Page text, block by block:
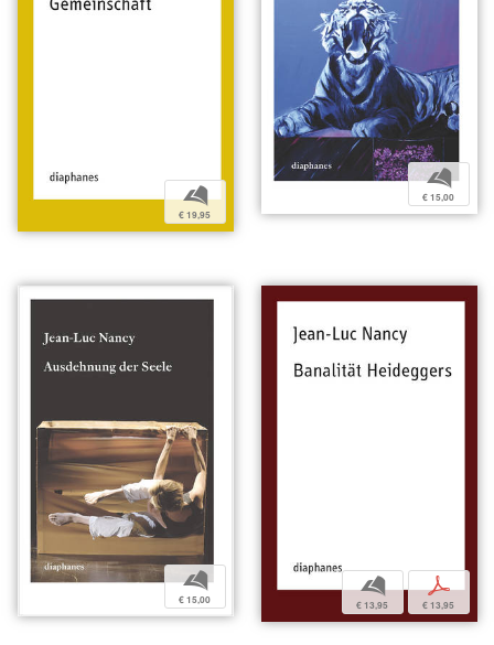
b
€ 19,95
b
€ 15,00
b
€ 15,00
b
€ 13,95
p
€ 13,95